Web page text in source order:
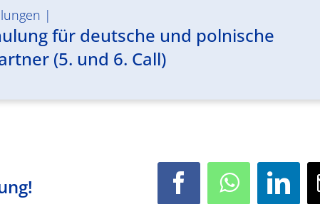
|
für deutsche und polnische
(5. und 6. Call)
Facebook WhatsApp LinkedIn